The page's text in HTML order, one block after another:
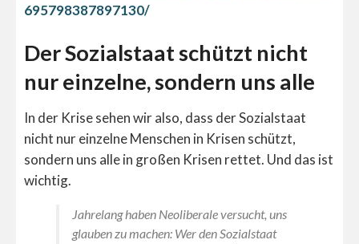
695798387897130/
Der Sozialstaat schützt nicht
nur einzelne, sondern uns alle
In der Krise sehen wir also, dass der Sozialstaat
nicht nur einzelne Menschen in Krisen schützt,
sondern uns alle in großen Krisen rettet. Und das ist
wichtig.
Jahrelang haben Neoliberale versucht, uns
glauben zu machen: Wer den Sozialstaat